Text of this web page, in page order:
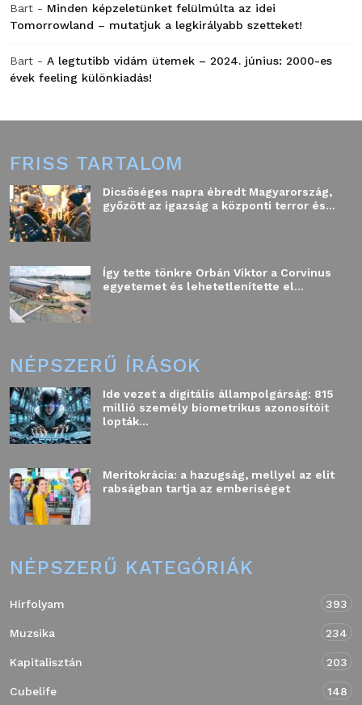
Bart - Minden képzeletünket felülmúlta az idei
Tomorrowland – mutatjuk a legkirályabb szetteket!
Bart - A legtutibb vidám ütemek – 2024. június: 2000-es
évek feeling különkiadás!
FRISS TARTALOM
Dicsőséges napra ébredt Magyarország,
győzött az igazság a központi terror és...
Így tette tönkre Orbán Viktor a Corvinus
egyetemet és lehetetlenítette el...
NÉPSZERŰ ÍRÁSOK
Ide vezet a digitális állampolgárság: 815
millió személy biometrikus azonosítóit
lopták...
Meritokrácia: a hazugság, mellyel az elit
rabságban tartja az emberiséget
NÉPSZERŰ KATEGÓRIÁK
Hírfolyam 393
Muzsika 234
Kapitalisztán 203
Cubelife 148